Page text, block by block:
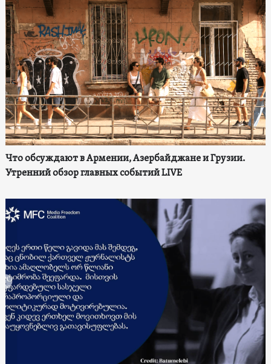
Что обсуждают в Армении, Азербайджане и Грузии.
Утренний обзор главных событий LIVE